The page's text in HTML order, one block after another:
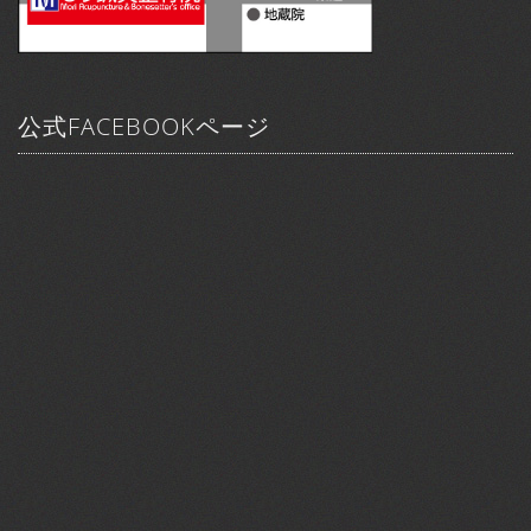
公式FACEBOOKページ